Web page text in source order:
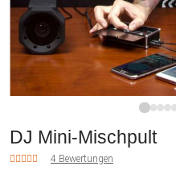
DJ Mini-Mischpult
4 Bewertungen